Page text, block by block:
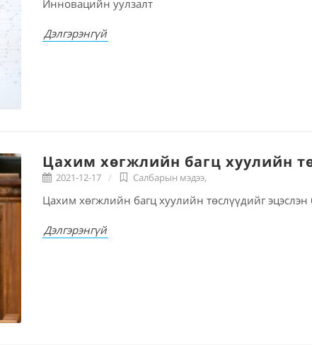
Инновацийн уулзалт
Дэлгэрэнгүй
Цахим хөгжлийн багц хуулийн
2021-12-17 Салбарын мэдээ,
Цахим хөгжлийн багц хуулийн төслүүдийг эцэслэн
Дэлгэрэнгүй